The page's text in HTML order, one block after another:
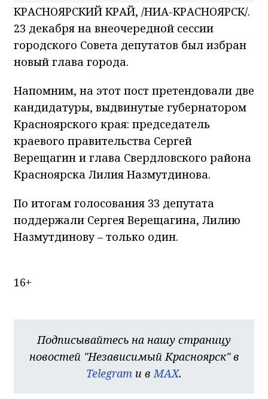
КРАСНОЯРСКИЙ КРАЙ, /НИА-КРАСНОЯРСК/.
23 декабря на внеочередной сессии
городского Совета депутатов был избран
новый глава города.
Напомним, на этот пост претендовали две
кандидатуры, выдвинутые губернатором
Красноярского края: председатель
краевого правительства Сергей
Верещагин и глава Свердловского района
Красноярска Лилия Назмутдинова.
По итогам голосования 33 депутата
поддержали Сергея Верещагина, Лилию
Назмутдинову – только один.
16+
Подписывайтесь на нашу страницу
новостей "Независимый Красноярск" в
Telegram и в MAX.